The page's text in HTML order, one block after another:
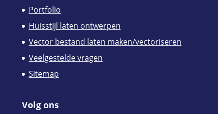
Portfolio
Huisstijl laten ontwerpen
Vector bestand laten maken/vectoriseren
Veelgestelde vragen
Sitemap
Volg ons